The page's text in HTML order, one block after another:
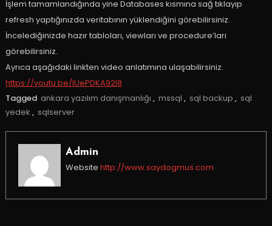
İşlem tamamlandığında yine Databases kısmına sağ tıklayıp
refresh yaptığınızda veritabının yüklendiğini görebilirsiniz.
İncelediğinizde hazır tabloları, viewları ve procedure’ları
görebilirsiniz.
Ayrıca aşağıdaki linkten video anlatımına ulaşabilirsiniz.
https://youtu.be/lUePDKA92l8
Tagged ankara yazılım danışmanlığı , mssql , sql backup , sql
yedek , sqlserver
Admin
Website http://www.saydogmus.com